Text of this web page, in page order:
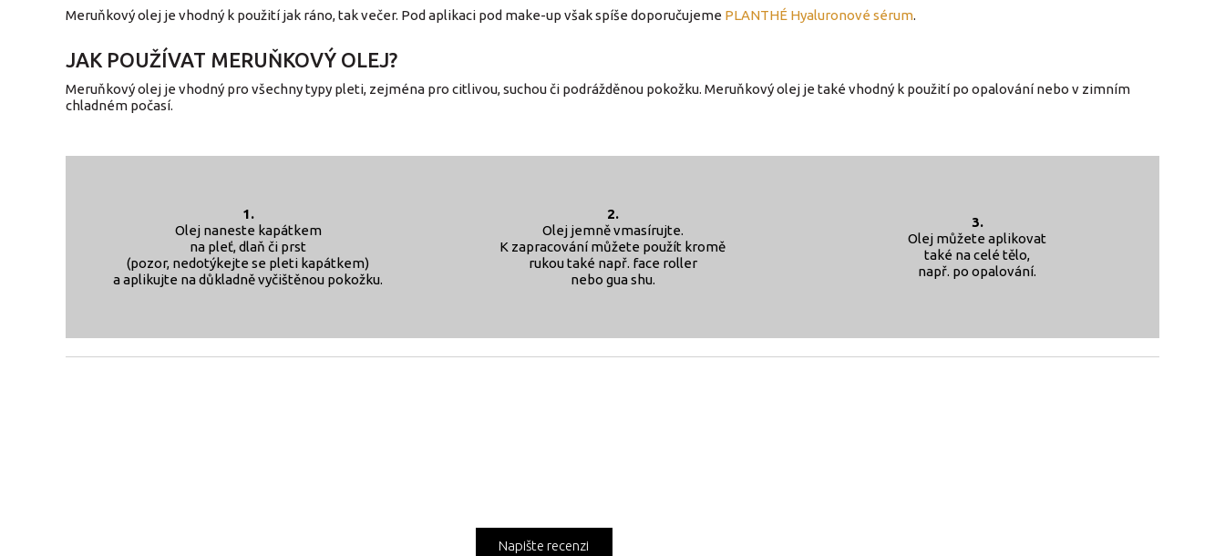
Meruňkový olej je vhodný k použití jak ráno, tak večer. Pod aplikaci pod make-up však spíše doporučujeme PLANTHÉ Hyaluronové sérum.
JAK POUŽÍVAT MERUŇKOVÝ OLEJ?
Meruňkový olej je vhodný pro všechny typy pleti, zejména pro citlivou, suchou či podrážděnou pokožku. Meruňkový olej je také vhodný k použití po opalování nebo v zimním
chladném počasí.
1.
Olej naneste kapátkem
na pleť, dlaň či prst
(pozor, nedotýkejte se pleti kapátkem)
a aplikujte na důkladně vyčištěnou pokožku.
2.
Olej jemně vmasírujte.
K zapracování můžete použít kromě
rukou také např. face roller
nebo gua shu.
3.
Olej můžete aplikovat
také na celé tělo,
např. po opalování.
Napište recenzi